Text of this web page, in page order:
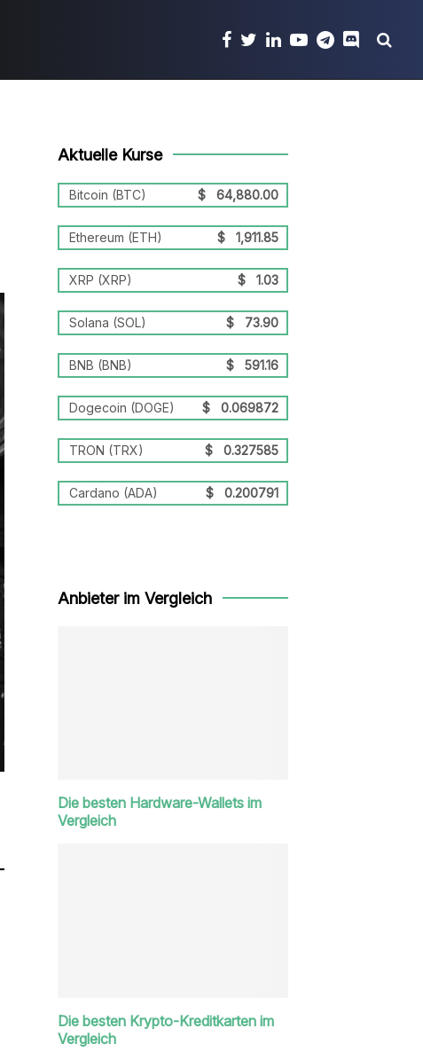
Aktuelle Kurse
Bitcoin (BTC) $ 64,880.00
Ethereum (ETH) $ 1,911.85
XRP (XRP) $ 1.03
Solana (SOL) $ 73.90
BNB (BNB) $ 591.16
Dogecoin (DOGE) $ 0.069872
TRON (TRX) $ 0.327585
Cardano (ADA) $ 0.200791
Anbieter im Vergleich
Die besten Hardware-Wallets im
Vergleich
Die besten Krypto-Kreditkarten im
Vergleich